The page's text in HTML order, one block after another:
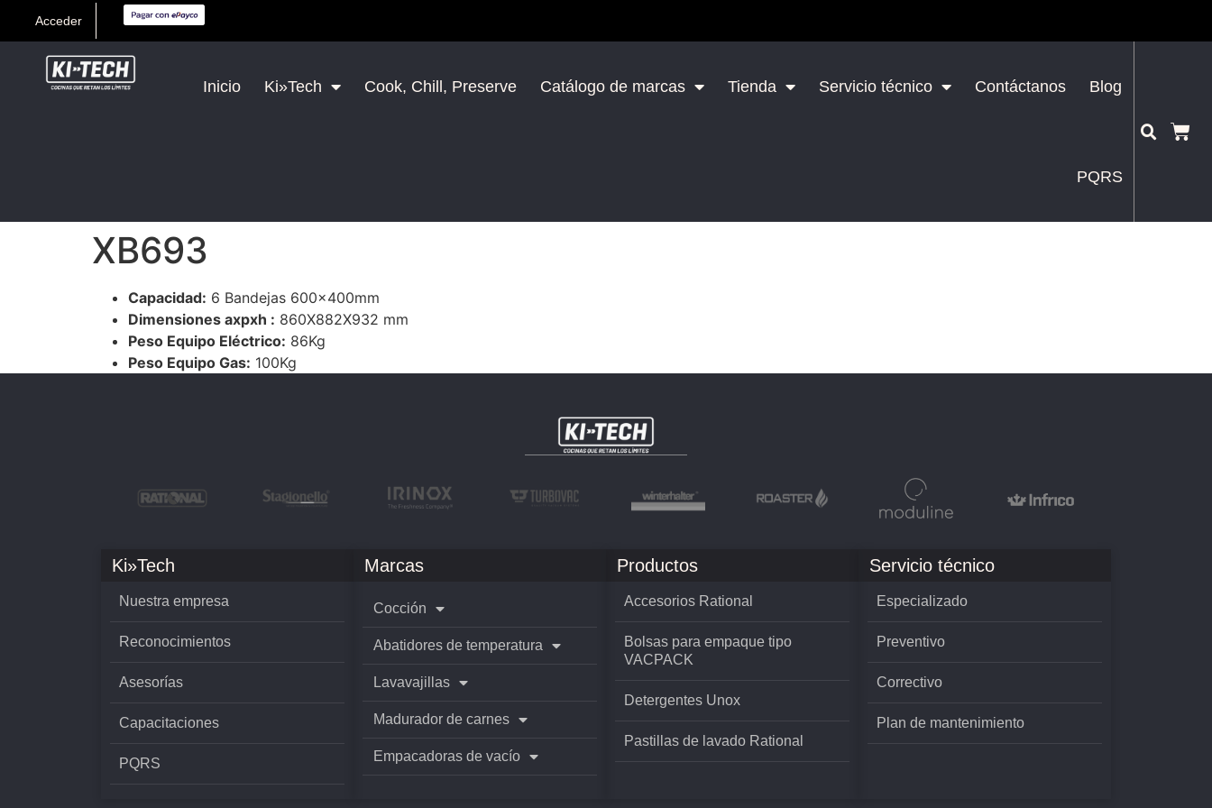
Acceder
Inicio Ki»Tech Cook, Chill, Preserve Catálogo de marcas Tienda Servicio técnico Contáctanos Blog
PQRS
XB693
Capacidad: 6 Bandejas 600x400mm
Dimensiones axpxh : 860X882X932 mm
Peso Equipo Eléctrico: 86Kg
Peso Equipo Gas: 100Kg
Ki»Tech
Nuestra empresa
Reconocimientos
Asesorías
Capacitaciones
PQRS
Marcas
Cocción
Abatidores de temperatura
Lavavajillas
Madurador de carnes
Empacadoras de vacío
Productos
Accesorios Rational
Bolsas para empaque tipo
VACPACK
Detergentes Unox
Pastillas de lavado Rational
Servicio técnico
Especializado
Preventivo
Correctivo
Plan de mantenimiento